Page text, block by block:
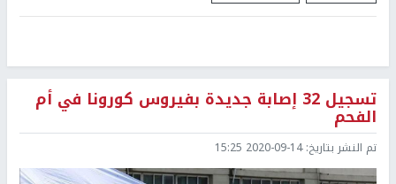
تسجيل 32 إصابة جديدة بفيروس كورونا في أم
الفحم
تم النشر بتاريخ:2020-09-14 15:25